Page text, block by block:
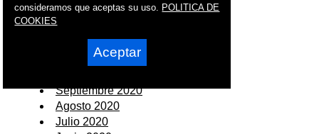
2020
Noviembre 2020
Septiembre 2020
Agosto 2020
Julio 2020
consideramos que aceptas su uso. POLITICA DE
COOKIES
Aceptar